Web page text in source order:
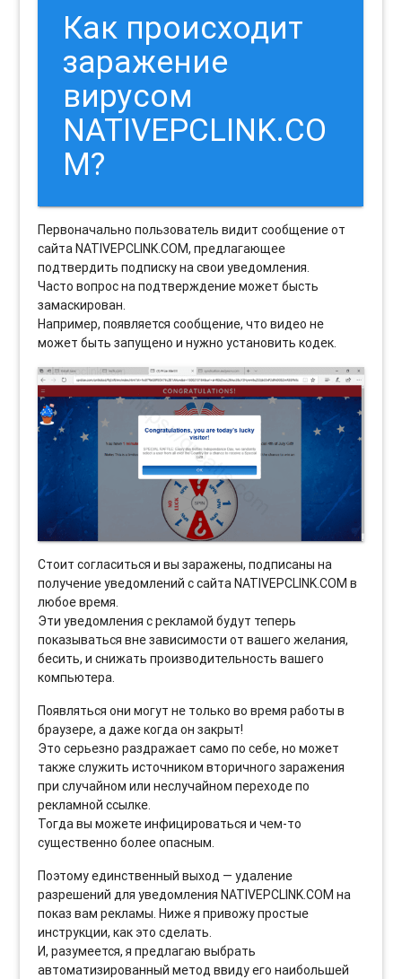
Как происходит
заражение
вирусом
NATIVEPCLINK.CO
M?
Первоначально пользователь видит сообщение от
сайта NATIVEPCLINK.COM, предлагающее
подтвердить подписку на свои уведомления.
Часто вопрос на подтверждение может бысть
замаскирован.
Например, появляется сообщение, что видео не
может быть запущено и нужно установить кодек.
Стоит согласиться и вы заражены, подписаны на
получение уведомлений с сайта NATIVEPCLINK.COM в
любое время.
Эти уведомления с рекламой будут теперь
показываться вне зависимости от вашего желания,
бесить, и снижать производительность вашего
компьютера.
Появляться они могут не только во время работы в
браузере, а даже когда он закрыт!
Это серьезно раздражает само по себе, но может
также служить источником вторичного заражения
при случайном или неслучайном переходе по
рекламной ссылке.
Тогда вы можете инфицироваться и чем-то
существенно более опасным.
Поэтому единственный выход — удаление
разрешений для уведомления NATIVEPCLINK.COM на
показ вам рекламы. Ниже я привожу простые
инструкции, как это сделать.
И, разумеется, я предлагаю выбрать
автоматизированный метод ввиду его наибольшей